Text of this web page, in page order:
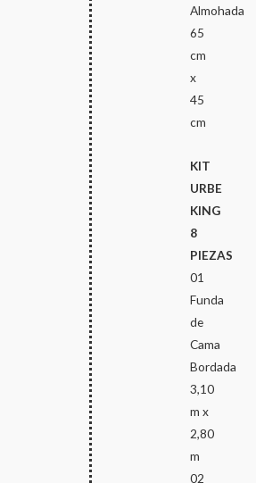
Almohada
65
cm
x
45
cm
KIT
URBE
KING
8
PIEZAS
01
Funda
de
Cama
Bordada
3,10
m x
2,80
m
02